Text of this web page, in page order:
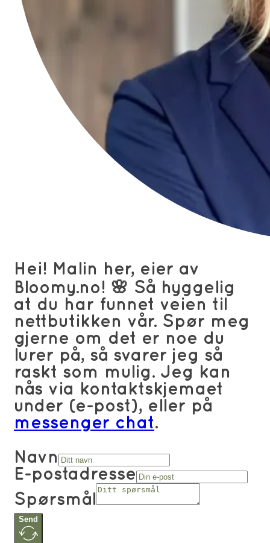
Hei! Malin her, eier av
Bloomy.no! 🌸 Så hyggelig
at du har funnet veien til
nettbutikken vår. Spør meg
gjerne om det er noe du
lurer på, så svarer jeg så
raskt som mulig. Jeg kan
nås via kontaktskjemaet
under (e-post), eller på
messenger chat.
Navn
E-postadresse
Spørsmål
Send